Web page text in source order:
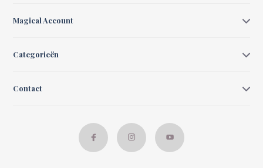
Magical Account
Categorieën
Contact